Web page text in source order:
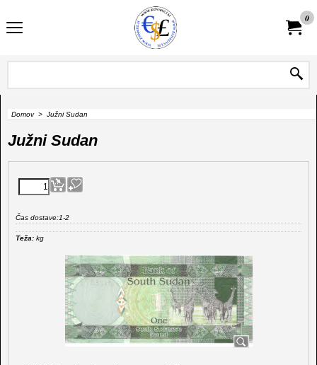
0
Domov> Južni Sudan
Južni Sudan
Čas dostave:1-2
Teža: kg